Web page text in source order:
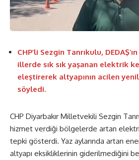
CHP’li Sezgin Tanrıkulu,
illerde sık sık yaşanan elektrik
eleştirerek altyapının acilen
söyledi.
CHP Diyarbakır Milletvekili Sezgin
hizmet verdiği bölgelerde artan
tepki gösterdi. Yaz aylarında artan
altyapı eksikliklerinin giderilmediğini